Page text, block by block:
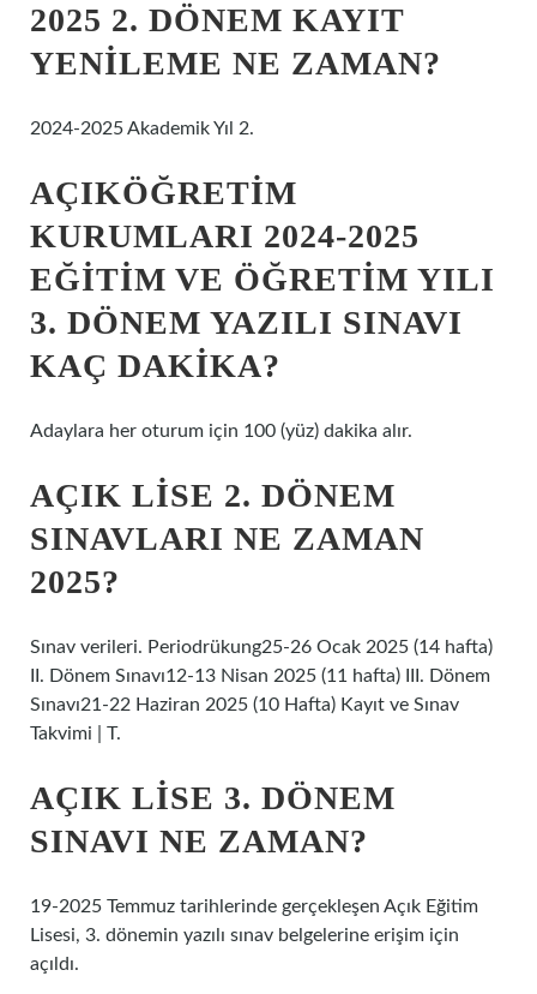
2025 2. DÖNEM KAYIT
YENILEME NE ZAMAN?
2024-2025 Akademik Yıl 2.
AÇIKÖĞRETIM
KURUMLARI 2024-2025
EĞITIM VE ÖĞRETIM YILI
3. DÖNEM YAZILI SINAVI
KAÇ DAKIKA?
Adaylara her oturum için 100 (yüz) dakika alır.
AÇIK LISE 2. DÖNEM
SINAVLARI NE ZAMAN
2025?
Sınav verileri. Periodrükung25-26 Ocak 2025 (14 hafta)
II. Dönem Sınavı12-13 Nisan 2025 (11 hafta) III. Dönem
Sınavı21-22 Haziran 2025 (10 Hafta) Kayıt ve Sınav
Takvimi | T.
AÇIK LISE 3. DÖNEM
SINAVI NE ZAMAN?
19-2025 Temmuz tarihlerinde gerçekleşen Açık Eğitim
Lisesi, 3. dönemin yazılı sınav belgelerine erişim için
açıldı.